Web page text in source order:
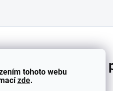
tohoto webu
zde.
Doplňkové